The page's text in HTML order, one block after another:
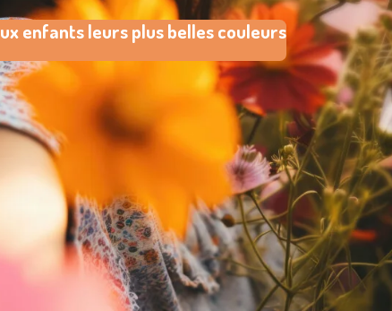
enfants leurs plus belles couleurs